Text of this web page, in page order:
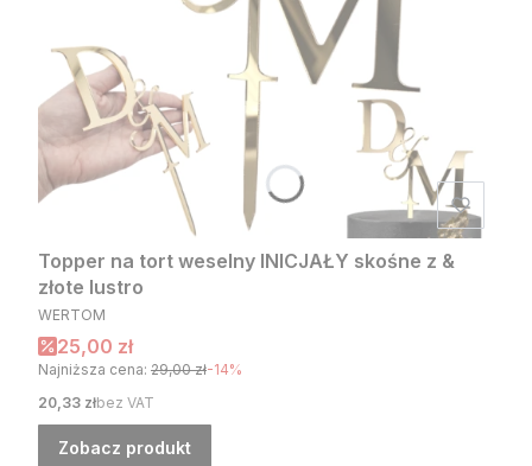
Topper na tort weselny INICJAŁY skośne z &
złote lustro
PRODUCENT
WERTOM
Cena promocyjna
25,00 zł
Najniższa cena: 29,00 zł-14%
Cena
20,33 złbez VAT
Zobacz produkt